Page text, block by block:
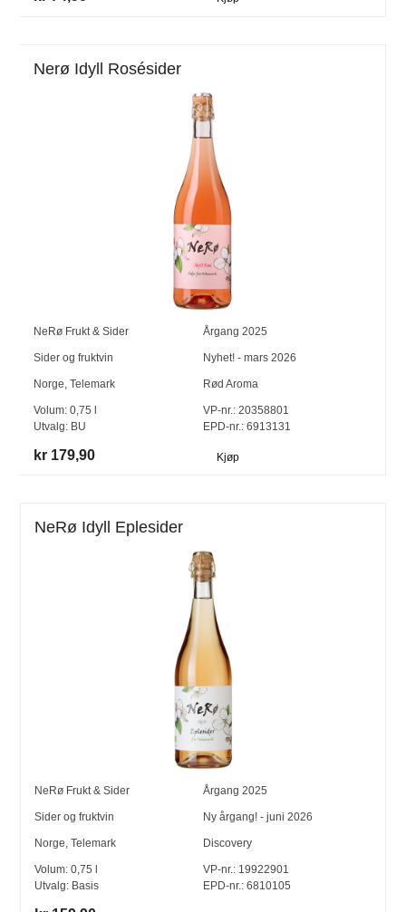
Nerø Idyll Rosésider
NeRø Frukt & Sider Årgang 2025
Sider og fruktvin Nyhet! - mars 2026
Norge ,Telemark Rød Aroma
Volum:0,75 l
Utvalg: BU
VP-nr.:20358801
EPD-nr.: 6913131
kr 179,90 Kjøp
NeRø Idyll Eplesider
NeRø Frukt & Sider Årgang 2025
Sider og fruktvin Ny årgang! - juni 2026
Norge ,Telemark Discovery
Volum:0,75 l
Utvalg: Basis
VP-nr.: 19922901
EPD-nr.: 6810105